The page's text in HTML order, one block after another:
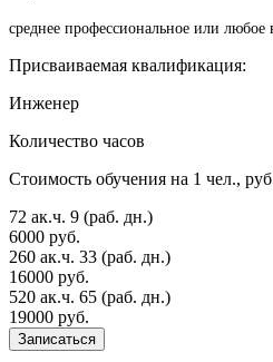
среднее профессиональное или любое
Присваиваемая квалификация:
Инженер
Количество часов
Стоимость обучения на 1 чел., руб
72 ак.ч. 9 (раб. дн.)
6000 руб.
260 ак.ч. 33 (раб. дн.)
16000 руб.
520 ак.ч. 65 (раб. дн.)
19000 руб.
Записаться